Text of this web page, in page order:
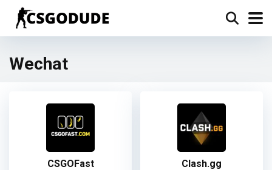
Wechat
CSGOFast Clash.gg